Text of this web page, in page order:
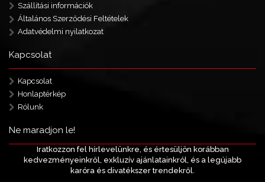
Szállítási információk
Általános Szerződési Feltételek
Adatvédelmi nyilatkozat
Kapcsolat
Kapcsolat
Honlaptérkép
Rólunk
Ne maradjon le!
Iratkozzon fel hírlevelünkre, és értesüljön korábban
kedvezményeinkről, exkluzív ajánlatainkról, és a legújabb
karóra és divatékszer trendekről.